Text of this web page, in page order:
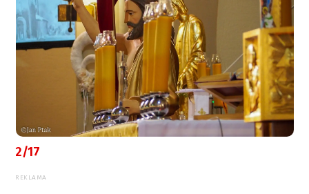
2/17
REKLAMA